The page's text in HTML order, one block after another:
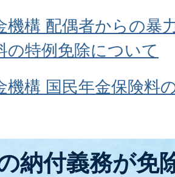
機構 配偶者からの暴
の特例免除について
機構 国民年金保険料
納付義務が免